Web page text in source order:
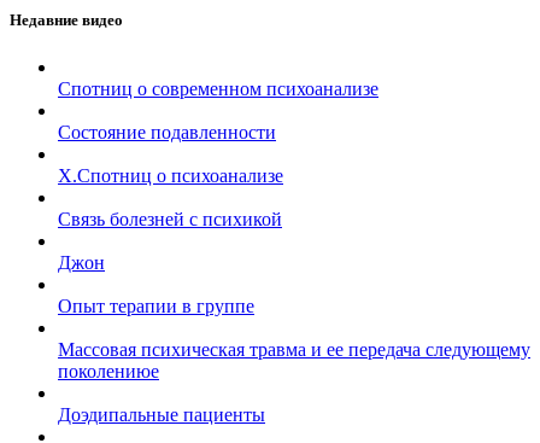
Недавние видео
Спотниц о современном психоанализе
Состояние подавленности
Х.Спотниц о психоанализе
Связь болезней с психикой
Джон
Опыт терапии в группе
Массовая психическая травма и ее передача следующему
поколениюe
Доэдипальные пациенты